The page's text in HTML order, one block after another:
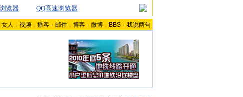
览器 QQ高速浏览器
女人 - 视频 - 播客 - 邮件 - 博客 - 微博 - BBS - 我说两句